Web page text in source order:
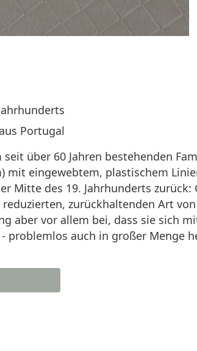
Portugal
über 60 Jahren bestehenden
mit eingewebtem, plastischem
Mitte des 19. Jahrhunderts
zurückhaltenden Art
aber vor allem bei, dass sie sich
problemlos auch in großer Menge